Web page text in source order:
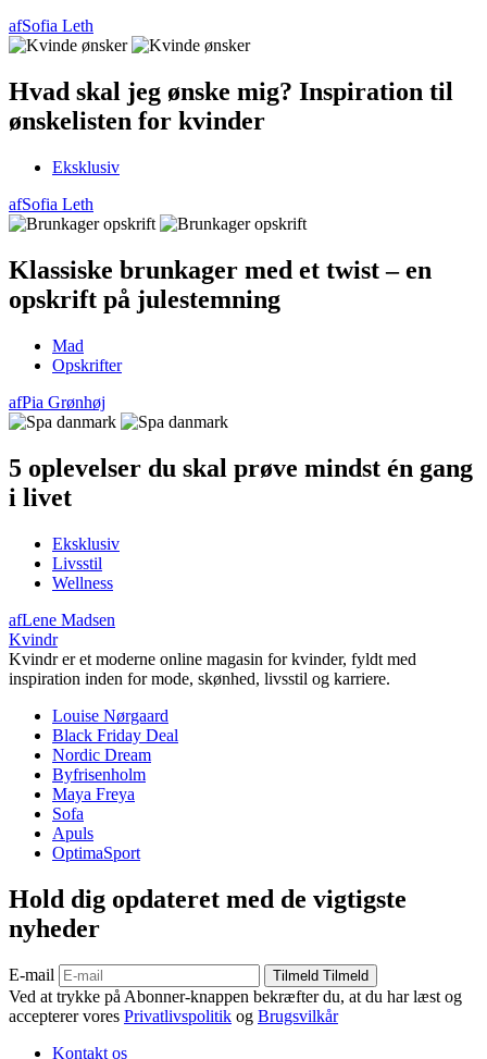
afSofia Leth
Hvad skal jeg ønske mig? Inspiration til
ønskelisten for kvinder
Eksklusiv
afSofia Leth
Klassiske brunkager med et twist – en
opskrift på julestemning
Mad
Opskrifter
afPia Grønhøj
5 oplevelser du skal prøve mindst én gang
i livet
Eksklusiv
Livsstil
Wellness
afLene Madsen
Kvindr
Kvindr er et moderne online magasin for kvinder, fyldt med
inspiration inden for mode, skønhed, livsstil og karriere.
Louise Nørgaard
Black Friday Deal
Nordic Dream
Byfrisenholm
Maya Freya
Sofa
Apuls
OptimaSport
Hold dig opdateret med de vigtigste
nyheder
E-mail Tilmeld Tilmeld
Ved at trykke på Abonner-knappen bekræfter du, at du har læst og
accepterer vores Privatlivspolitik og Brugsvilkår
Kontakt os